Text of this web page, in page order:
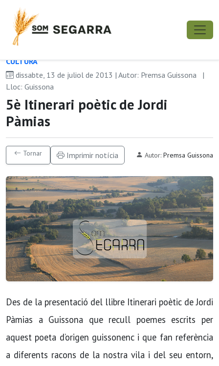
CULTURA
dissabte, 13 de juliol de 2013 | Autor: Premsa Guissona
|
Lloc: Guissona
5è Itinerari poètic de Jordi
Pàmias
Tornar Imprimir notícia Autor: Premsa Guissona
Des de la presentació del llibre Itinerari poètic de Jordi
Pàmias a Guissona que recull poemes escrits per
aquest poeta d’origen guissonenc i que fan referència
a diferents racons de la nostra vila i del seu entorn,